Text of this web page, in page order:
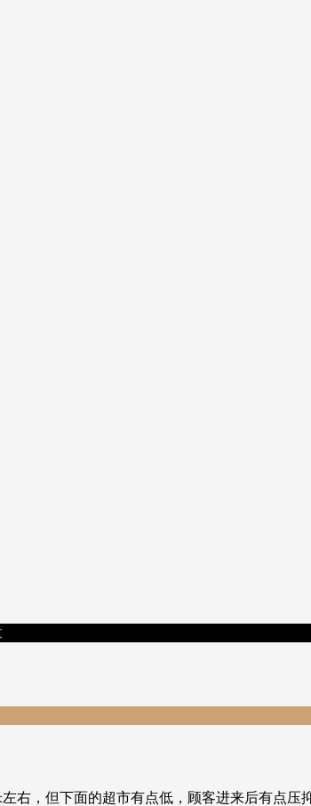
右，但下面的超市有点低，顾客进来后有点压抑